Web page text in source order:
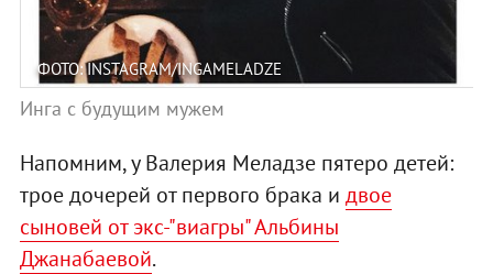
ФОТО: INSTAGRAM/INGAMELADZE
Инга с будущим мужем
Напомним, у Валерия Меладзе пятеро детей:
трое дочерей от первого брака и двое
сыновей от экс-"виагры" Альбины
Джанабаевой.